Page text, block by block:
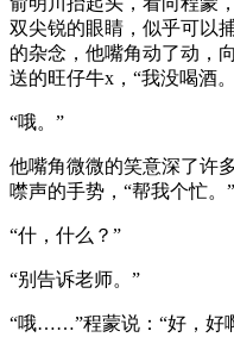
双尖锐的眼睛，似乎可以
的杂念，他嘴角动了动，
送的旺仔牛x，“我没喝酒
“哦。”
他嘴角微微的笑意深了许
噤声的手势，“帮我个忙。”
“什，什么？”
“别告诉老师。”
“哦……”程蒙说：“好，好